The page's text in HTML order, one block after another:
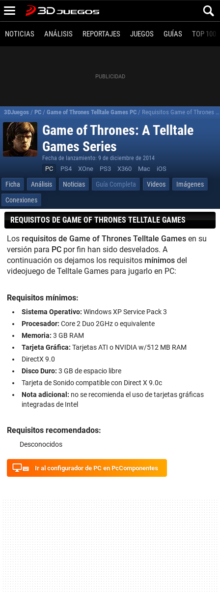
NOTICIAS ANÁLISIS REPORTAJES JUEGOS GUÍAS TOP 100
3DJuegos / PC / Game of Thrones Telltale Games PC / Requisitos Game of Thrones A Telltale Games Series para PC
Game of Thrones: A Telltale
Games Series
Fecha de lanzamiento: 9 de diciembre de 2014
PC PS4 XOne PS3 X360 Mac iOS
Ficha Análisis Noticias Guía Completa Videos
Imágenes
Conexiones
REQUISITOS DE GAME OF THRONES TELLTALE GAMES
Los requisitos de Game of Thrones Telltale Games en su
versión para PC por fin han sido desvelados. A
continuación os dejamos los requisitos mínimos del
videojuego de Telltale Games para jugarlo en PC:
Requisitos mínimos:
Sistema Operativo: Windows XP Service Pack 3
Procesador: Core 2 Duo 2GHz o equivalente
Memoria: 3 GB RAM
Tarjeta Gráfica: Tarjetas ATI o NVIDIA w/512 MB RAM
DirectX 9.0
Disco Duro: 3 GB de espacio libre
Tarjeta de Sonido compatible con Direct X 9.0c
Nota adicional: no se recomienda el uso de tarjetas gráficas
integradas de Intel
Requisitos recomendados:
Desconocidos
Ir al configurador de PC en PcComponentes